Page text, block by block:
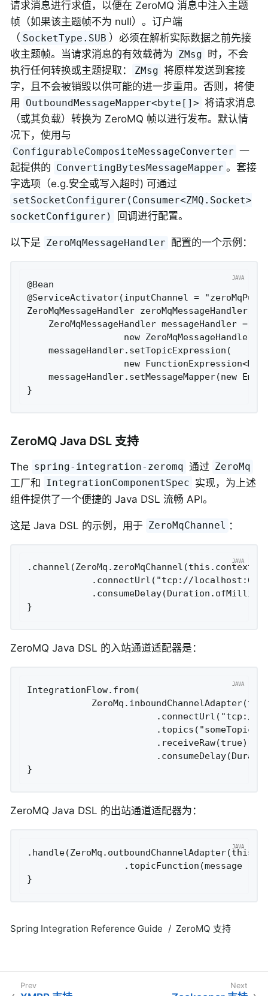
请求消息进行求值，以便在 ZeroMQ 消息中注入主题
帧（如果该主题帧不为 null）。订户端
（ SocketType.SUB ）必须在解析实际数据之前先接
收主题帧。当请求消息的有效载荷为 ZMsg 时，不会
执行任何转换或主题提取：
ZMsg 将原样发送到套接
字，且不会被销毁以供可能的进一步重用。否则，将使
用
OutboundMessageMapper<byte[]> 将请求消息
（或其负载）转换为 ZeroMQ 帧以进行发布。默认情
况下，使用与
ConfigurableCompositeMessageConverter 一
起提供的 ConvertingBytesMessageMapper 。套接
字选项（e.g.安全或写入超时) 可通过
setSocketConfigurer(Consumer<ZMQ.Socket>
socketConfigurer)
回调进行配置。
以下是 ZeroMqMessageHandler 配置的一个示例：
@Bean
@ServiceActivator(inputChannel =
ZeroMqMessageHandler
    ZeroMqMessageHandler messageHandler =
new
    messageHandler.setTopicExpression(
new
messageHandler.setMessageMapper(new
ZeroMQ Java DSL 支持
The spring-integration-zeromq 通过 ZeroMq
工厂和 IntegrationComponentSpec 实现，为上述
组件提供了一个便捷的 Java DSL 流畅 API。
这是 Java DSL 的示例，用于 ZeroMqChannel ：
.channel(ZeroMq.zeroMqChannel(this.context)
.connectUrl("tcp://
ZeroMQ Java DSL 的入站通道适配器是：
IntegrationFlow.from(
.connectUrl("tcp://
                        .topics("someTopic")
                        .receiveRaw(true)
ZeroMQ Java DSL 的出站通道适配器为：
.topicFunction(message ->
Spring Integration Reference Guide ZeroMQ 支持